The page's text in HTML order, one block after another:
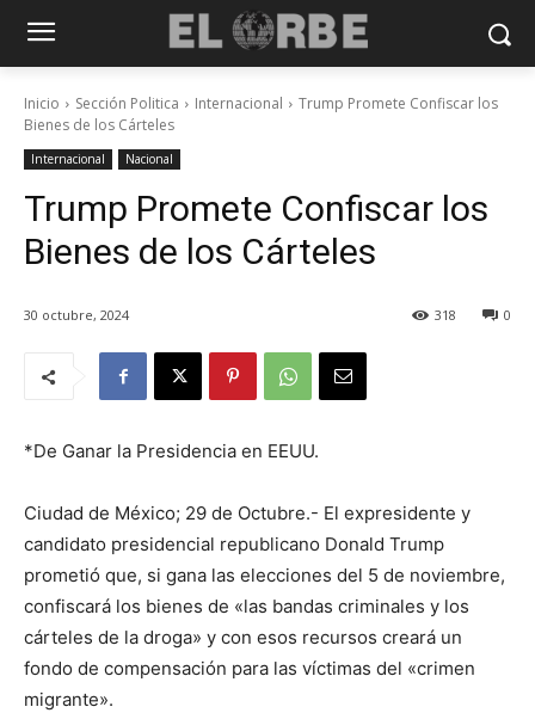
Inicio Sección Politica Internacional
Trump Promete Confiscar los
Bienes de los Cárteles
Internacional Nacional
Trump Promete Confiscar los
Bienes de los Cárteles
30 octubre, 2024 0
318
*De Ganar la Presidencia en EEUU.
Ciudad de México; 29 de Octubre.- El expresidente y
candidato presidencial republicano Donald Trump
prometió que, si gana las elecciones del 5 de noviembre,
confiscará los bienes de «las bandas criminales y los
cárteles de la droga» y con esos recursos creará un
fondo de compensación para las víctimas del «crimen
migrante».